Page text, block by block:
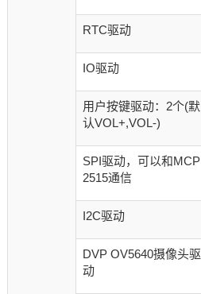
RTC驱动
IO驱动
用户按键驱动：2个(默
认VOL+,VOL-)
SPI驱动，可以和MCP
2515通信
I2C驱动
DVP OV5640摄像头驱
动